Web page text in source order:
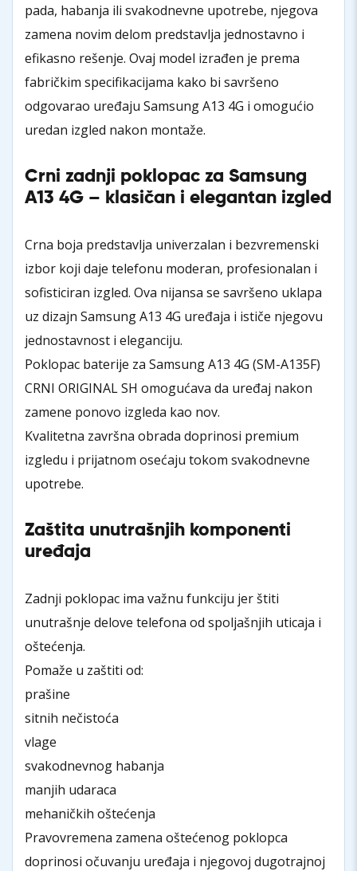
pada, habanja ili svakodnevne upotrebe, njegova
zamena novim delom predstavlja jednostavno i
efikasno rešenje. Ovaj model izrađen je prema
fabričkim specifikacijama kako bi savršeno
odgovarao uređaju Samsung A13 4G i omogućio
uredan izgled nakon montaže.
Crni zadnji poklopac za Samsung
A13 4G – klasičan i elegantan izgled
Crna boja predstavlja univerzalan i bezvremenski
izbor koji daje telefonu moderan, profesionalan i
sofisticiran izgled. Ova nijansa se savršeno uklapa
uz dizajn Samsung A13 4G uređaja i ističe njegovu
jednostavnost i eleganciju.
Poklopac baterije za Samsung A13 4G (SM-A135F)
CRNI ORIGINAL SH omogućava da uređaj nakon
zamene ponovo izgleda kao nov.
Kvalitetna završna obrada doprinosi premium
izgledu i prijatnom osećaju tokom svakodnevne
upotrebe.
Zaštita unutrašnjih komponenti
uređaja
Zadnji poklopac ima važnu funkciju jer štiti
unutrašnje delove telefona od spoljašnjih uticaja i
oštećenja.
Pomaže u zaštiti od:
prašine
sitnih nečistoća
vlage
svakodnevnog habanja
manjih udaraca
mehaničkih oštećenja
Pravovremena zamena oštećenog poklopca
doprinosi očuvanju uređaja i njegovoj dugotrajnoj